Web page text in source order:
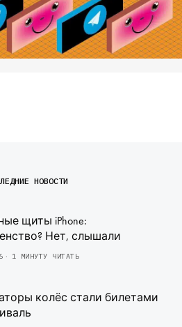
НОВОСТИ
щиты iPhone:
Нет, слышали
1 МИНУТУ ЧИТАТЬ
колёс стали билетами